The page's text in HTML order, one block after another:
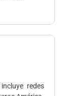
redes